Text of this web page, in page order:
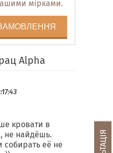
мірками.
Alpha
кровати в
не найдёшь.
её не